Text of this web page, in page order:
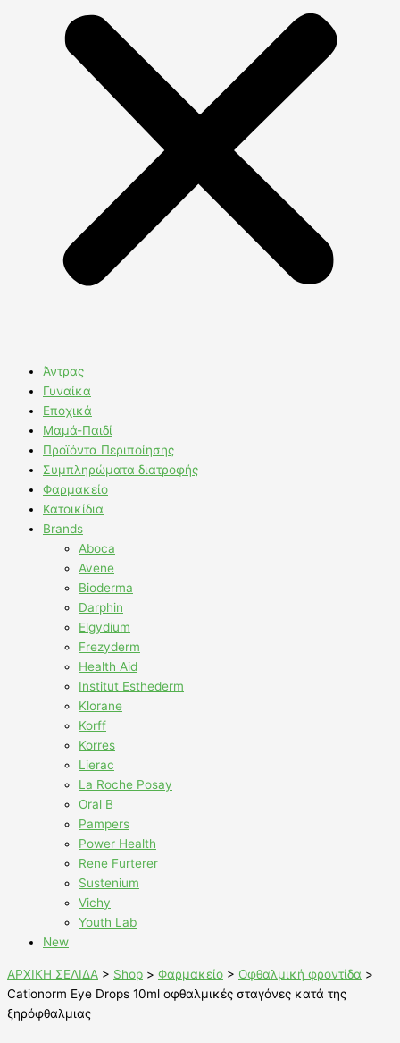
Άντρας
Γυναίκα
Εποχικά
Μαμά-Παιδί
Προϊόντα Περιποίησης
Συμπληρώματα διατροφής
Φαρμακείο
Κατοικίδια
Brands
Aboca
Avene
Bioderma
Darphin
Elgydium
Frezyderm
Health Aid
Institut Esthederm
Klorane
Korff
Korres
Lierac
La Roche Posay
Oral B
Pampers
Power Health
Rene Furterer
Sustenium
Vichy
Youth Lab
New
ΑΡΧΙΚΗ ΣΕΛΙΔΑ > Shop > Φαρμακείο > Οφθαλμική φροντίδα >
Cationorm Eye Drops 10ml οφθαλμικές σταγόνες κατά της
ξηρόφθαλμιας